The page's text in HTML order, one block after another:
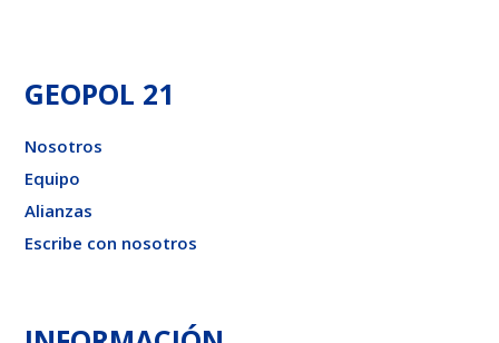
GEOPOL 21
Nosotros
Equipo
Alianzas
Escribe con nosotros